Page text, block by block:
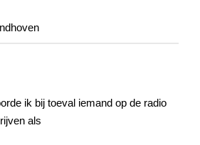
ik bij toeval iemand op de radio
als